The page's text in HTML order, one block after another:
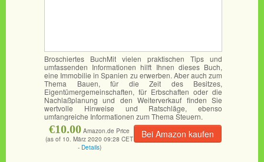
Broschiertes BuchMit vielen praktischen Tips und
umfassenden Informationen hilft Ihnen dieses Buch,
eine Immobilie in Spanien zu erwerben. Aber auch zum
Thema Bauen, für die Zeit des Besitzes,
Eigentümergemeinschaften, für Erbschaften oder die
Nachlaßplanung und den Weiterverkauf finden Sie
wertvolle Hinweise und Ratschläge, ebenso
umfangreiche Informationen zum Thema Steuern.
Bei Amazon kaufen
€10.00 Amazon.de Price
(as of 10. März 2020 09:28 CET
- Details)